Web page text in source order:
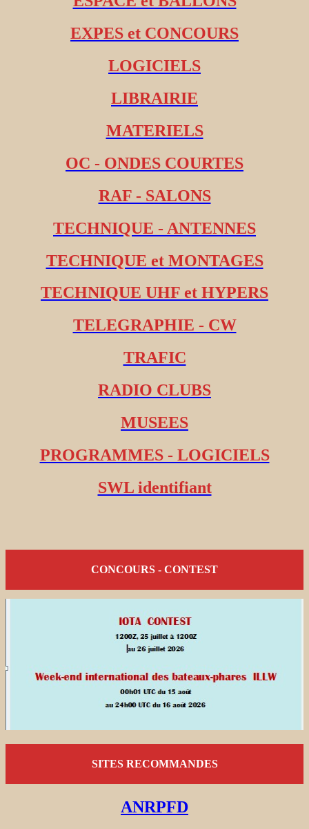
EXPES et CONCOURS
LOGICIELS
LIBRAIRIE
MATERIELS
OC - ONDES COURTES
RAF - SALONS
TECHNIQUE - ANTENNES
TECHNIQUE et MONTAGES
TECHNIQUE UHF et HYPERS
TELEGRAPHIE - CW
TRAFIC
RADIO CLUBS
MUSEES
PROGRAMMES - LOGICIELS
SWL identifiant
CONCOURS - CONTEST
SITES RECOMMANDES
ANRPFD